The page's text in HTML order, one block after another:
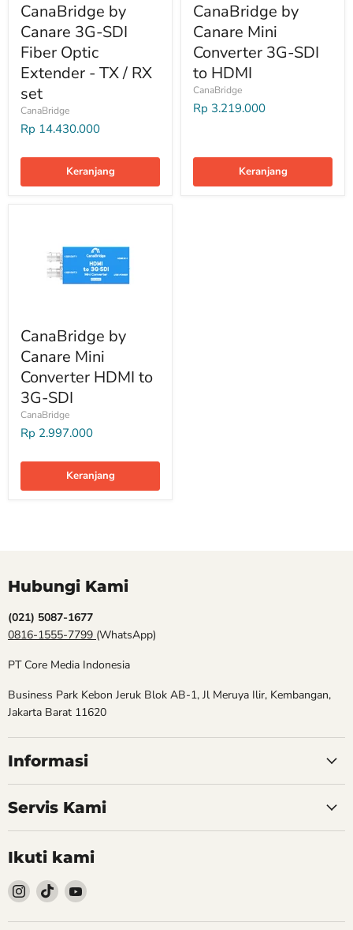
CanaBridge by
Canare 3G-SDI
Fiber Optic
Extender - TX / RX
set
CanaBridge
Rp 14.430.000
Keranjang
CanaBridge by
Canare Mini
Converter 3G-SDI
to HDMI
CanaBridge
Rp 3.219.000
Keranjang
CanaBridge by
Canare Mini
Converter HDMI to
3G-SDI
CanaBridge
Rp 2.997.000
Keranjang
Hubungi Kami
(021) 5087-1677
0816-1555-7799 (WhatsApp)
PT Core Media Indonesia
Business Park Kebon Jeruk Blok AB-1, Jl Meruya Ilir, Kembangan,
Jakarta Barat 11620
Informasi
Servis Kami
Ikuti kami
Follow
kami
Instagram
Follow
kami
TikTok
Follow
YouTube